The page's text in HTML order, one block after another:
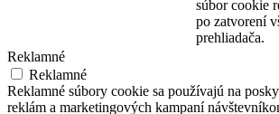
súbor cookie
po zatvorení
prehliadača.
Reklamné
Reklamné
Reklamné súbory cookie sa používajú na
reklám a marketingových kampaní